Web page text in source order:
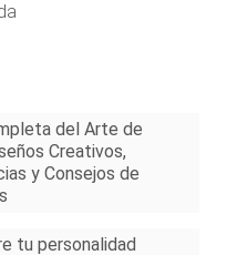
del Arte de
Creativos,
y Consejos de
tu personalidad